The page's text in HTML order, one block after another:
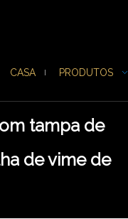
CASA PRODUTOS
tampa de
de vime de